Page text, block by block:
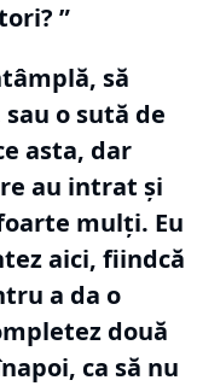
”
să
o sută de
asta, dar
au intrat şi
mulţi. Eu
aici, fiindcă
a da o
două
ca să nu